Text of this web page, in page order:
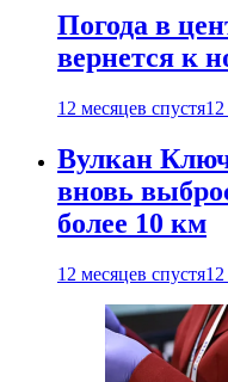
Погода в
вернется к
12 месяцев спустя
Вулкан
вновь
более 10 км
12 месяцев спустя